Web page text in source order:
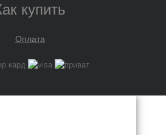
купить
Оплата